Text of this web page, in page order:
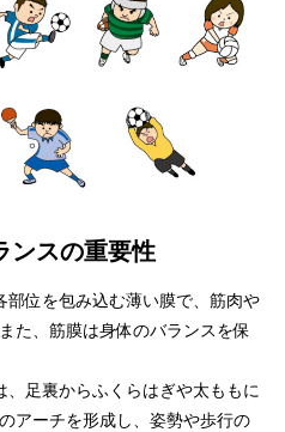
ンスの重要性
部位を包み込む薄い膜で、筋肉や
た、筋膜は身体のバランスを保
、足裏からふくらはぎや太ももに
アーチを形成し、姿勢や歩行の